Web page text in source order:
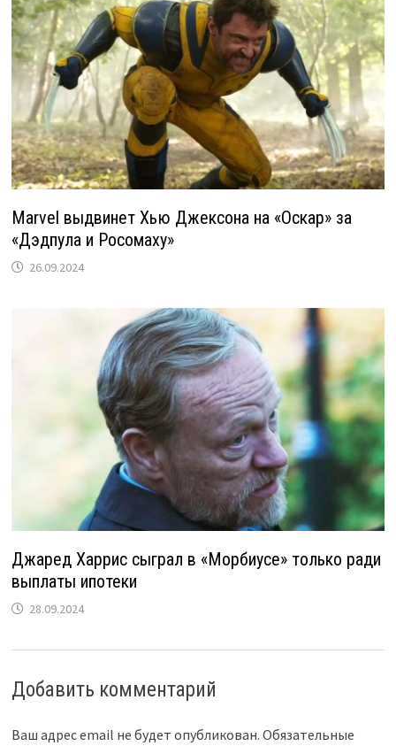
Marvel выдвинет Хью Джексона на «Оскар» за
«Дэдпула и Росомаху»
26.09.2024
Джаред Харрис сыграл в «Морбиусе» только ради
выплаты ипотеки
28.09.2024
Добавить комментарий
Ваш адрес email не будет опубликован. Обязательные